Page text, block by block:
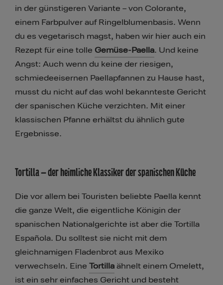
in der günstigeren Variante – von Colorante,
einem Farbpulver auf Ringelblumenbasis. Wenn
du es vegetarisch magst, haben wir hier auch ein
Rezept für eine tolle Gemüse-Paella. Und keine
Angst: Auch wenn du keine der riesigen,
schmiedeeisernen Paellapfannen zu Hause hast,
musst du nicht auf das wohl bekannteste Gericht
der spanischen Küche verzichten. Mit einer
klassischen Pfanne erhältst du ähnlich gute
Ergebnisse.
Tortilla – der heimliche Klassiker der spanischen Küche
Die vor allem bei Touristen beliebte Paella kennt
die ganze Welt, die eigentliche Königin der
spanischen Nationalgerichte ist aber die Tortilla
Española​. Du solltest sie nicht mit dem
gleichnamigen Fladenbrot aus Mexiko
verwechseln. Eine Tortilla ähnelt einem Omelett,
ist ein sehr einfaches Gericht und besteht